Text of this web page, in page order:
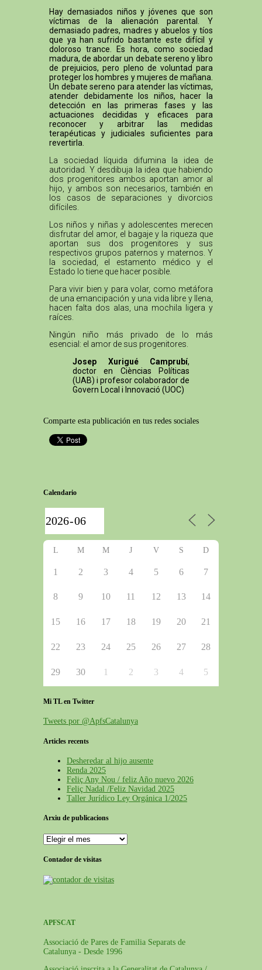
Hay demasiados niños y jóvenes que son
víctimas de la alienación parental. Y
demasiado padres, madres y abuelos y tíos
que ya han sufrido bastante este difícil y
doloroso trance. Es hora, como sociedad
madura, de abordar un debate sereno y libro
de prejuicios, pero pleno de voluntad para
proteger los hombres y mujeres de mañana.
Un debate sereno para atender las víctimas,
atender debidamente los niños, hacer la
detección en las primeras fases y las
actuaciones decididas y eficaces para
reconocer y arbitrar las medidas
terapéuticas y judiciales suficientes para
revertirla.
La sociedad líquida difumina la idea de
autoridad. Y desdibuja la idea que habiendo
dos progenitores ambos aportan amor al
hijo, y ambos son necesarios, también en
los casos de separaciones y divorcios
difíciles.
Los niños y niñas y adolescentes merecen
disfrutar del amor, el bagaje y la riqueza que
aportan sus dos progenitores y sus
respectivos grupos paternos y maternos. Y
la sociedad, el estamento médico y el
Estado lo tiene que hacer posible.
Para vivir bien y para volar, como metáfora
de una emancipación y una vida libre y llena,
hacen falta dos alas, una mochila ligera y
raíces.
Ningún niño más privado de lo más
esencial: el amor de sus progenitores.
Josep Xurigué Camprubí,
doctor en Cièncias Políticas
(UAB) i profesor colaborador de
Govern Local i Innovació (UOC)
Comparte esta publicación en tus redes sociales
Calendario
L M M J V S D
1 2 3 4 5 6 7
8 9 10 11 12 13 14
15 16 17 18 19 20 21
22 23 24 25 26 27 28
29 30 1 2 3 4 5
Mi TL en Twitter
Tweets por @ApfsCatalunya
Articles recents
Desheredar al hijo ausente
Renda 2025
Feliç Any Nou / feliz Año nuevo 2026
Feliç Nadal /Feliz Navidad 2025
Taller Jurídico Ley Orgánica 1/2025
Arxiu de publicacions
Contador de visitas
APFSCAT
Associació de Pares de Familia Separats de
Catalunya - Desde 1996